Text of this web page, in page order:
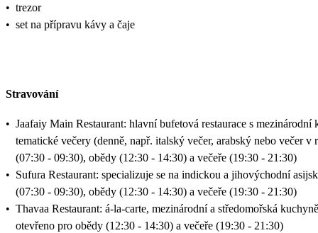
• trezor
• set na přípravu kávy a čaje
Stravování
• Jaafaiy Main Restaurant: hlavní bufetová restaurace s
tematické večery (denně, např. italský večer, arabský nebo večer v
(07:30 - 09:30), obědy (12:30 - 14:30) a večeře (19:30 - 21:30)
• Sufura Restaurant: specializuje se na indickou a jihovýchodní
(07:30 - 09:30), obědy (12:30 - 14:30) a večeře (19:30 - 21:30)
• Thavaa Restaurant: á‑la‑carte, mezinárodní a středomořská
otevřeno pro obědy (12:30 - 14:30) a večeře (19:30 - 21:30)